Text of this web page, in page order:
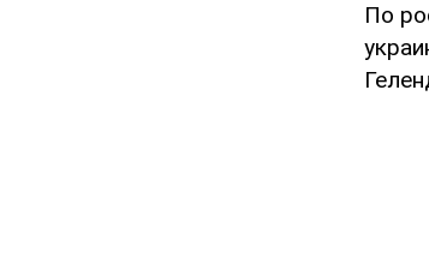
По